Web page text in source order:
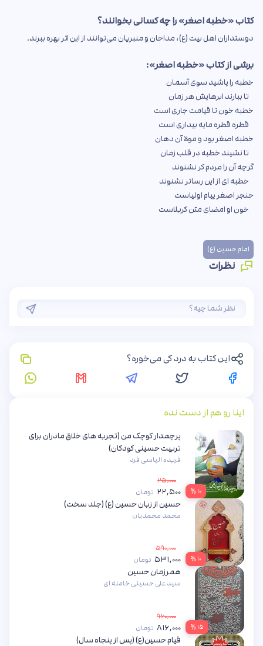
کتاب «خطبه اصغر» را چه کسانی بخوانند؟
دوستداران اهل بیت (ع)، مداحان و منبریان می‌توانند از این اثر بهره ببرند.
برشی از کتاب «خطبه اصغر»:
خطبه را پاشید سوی آسمان
تا ببارند ابرهایش هر زمان
خطبه خون تا قیامت جاری است
قطره قطره مایه بیداری است
خطبه اصغر بود و مولا آن دهان
تا نشیند خطبه در قلب زمان
گرچه آن را مردم کر نشنوند
خطبه ای از این رساتر نشنوند
حنجر اصغر پیام اولیاست
خون او امضای متن کربلاست
امام حسین (ع)
نظرات
این کتاب به درد کی می‌خوره؟
اینا رو هم از دست نده
۱۰ %
پرچمدار کوچک من (تجربه های خلاق مادران برای
تربیت حسینی کودکان)
فریده الیاسی فرد
۲۵,۰۰۰
۲۲,۵۰۰ تومان
۱۰ %
حسین از زبان حسین (ع) (جلد سخت)
محمد محمدیان
۵۹۰,۰۰۰
۵۳۱,۰۰۰ تومان
۱۵ %
همرزمان حسین
سید علی حسینی خامنه ای
۹۶۰,۰۰۰
۸۱۶,۰۰۰ تومان
قیام حسین(ع) (پس از پنجاه سال)